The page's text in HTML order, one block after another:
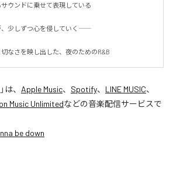
ウンドに乗せて表現している
少しずつ心を侵していく――
なさを映し出した、夜のためのR&B
」は、 Apple Music、 Spotify、 LINE MUSIC、
Music Unlimitedなどの音楽配信サービスで
be down